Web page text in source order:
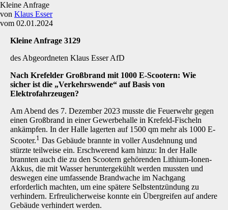
Kleine Anfrage
von Klaus Esser
vom 02.01.2024
Kleine Anfrage 3129
des Abgeordneten Klaus Esser AfD
Nach Krefelder Großbrand mit 1000 E-Scootern: Wie
sicher ist die „Verkehrswende“ auf Basis von
Elektrofahrzeugen?
Am Abend des 7. Dezember 2023 musste die Feuerwehr gegen
einen Großbrand in einer Gewerbehalle in Krefeld-Fischeln
ankämpfen. In der Halle lagerten auf 1500 qm mehr als 1000 E-
Scooter.1 Das Gebäude brannte in voller Ausdehnung und
stürzte teilweise ein. Erschwerend kam hinzu: In der Halle
brannten auch die zu den Scootern gehörenden Lithium-Ionen-
Akkus, die mit Wasser heruntergekühlt werden mussten und
deswegen eine umfassende Brandwache im Nachgang
erforderlich machten, um eine spätere Selbstentzündung zu
verhindern. Erfreulicherweise konnte ein Übergreifen auf andere
Gebäude verhindert werden.